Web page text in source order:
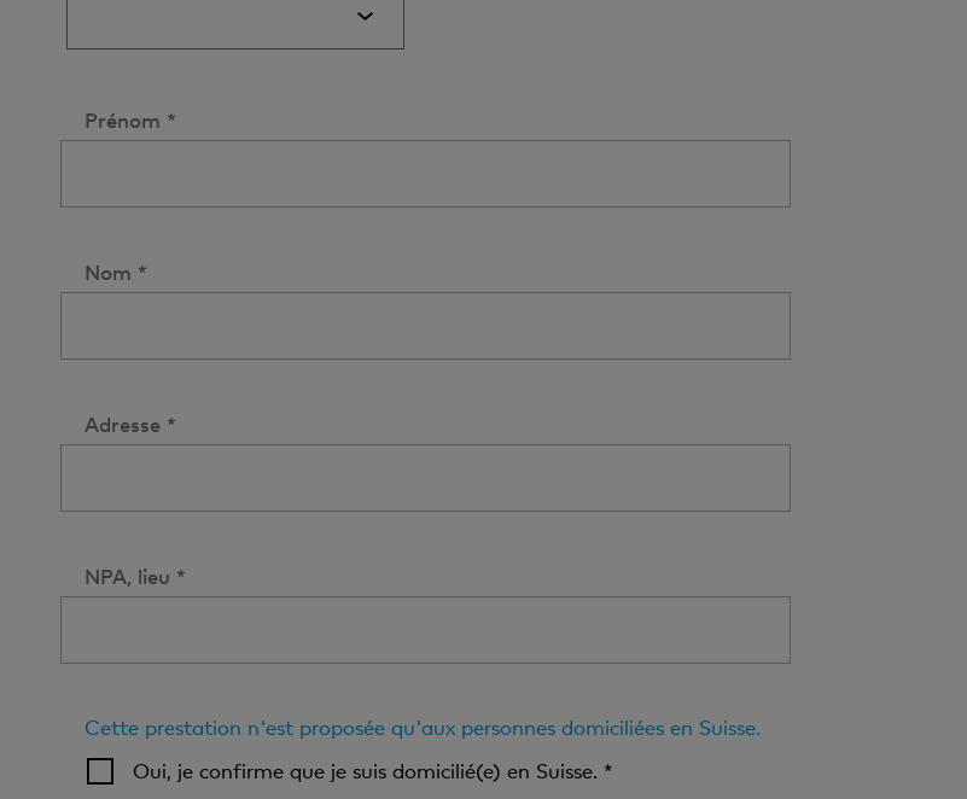
Prénom *
Nom *
Adresse *
NPA, lieu *
Cette prestation n'est proposée qu'aux personnes domiciliées en Suisse.
Oui, je confirme que je suis domicilié(e) en Suisse. *